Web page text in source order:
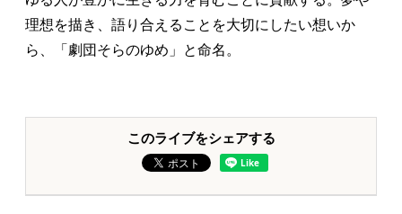
理想を描き、語り合えることを大切にしたい想いか
ら、「劇団そらのゆめ」と命名。
このライブをシェアする